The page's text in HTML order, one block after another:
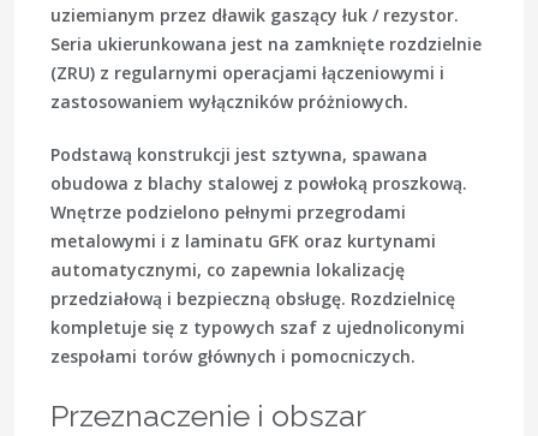
uziemianym przez dławik gaszący łuk / rezystor.
Seria ukierunkowana jest na zamknięte rozdzielnie
(ZRU) z regularnymi operacjami łączeniowymi i
zastosowaniem wyłączników próżniowych.
Podstawą konstrukcji jest sztywna, spawana
obudowa z blachy stalowej z powłoką proszkową.
Wnętrze podzielono pełnymi przegrodami
metalowymi i z laminatu GFK oraz kurtynami
automatycznymi, co zapewnia lokalizację
przedziałową i bezpieczną obsługę. Rozdzielnicę
kompletuje się z typowych szaf z ujednoliconymi
zespołami torów głównych i pomocniczych.
Przeznaczenie i obszar